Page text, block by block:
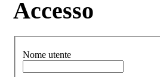
Accesso
Nome utente